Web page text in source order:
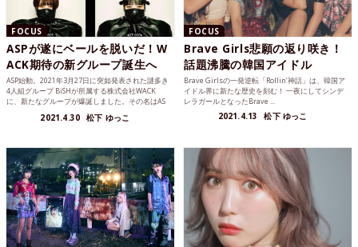
FOCUS
ASPが遂にベールを脱いだ！W
ACK期待の新グループ誕生へ
ASP始動。2021年3月27日に突如発表された謎多き
4人組グループ BiSHが所属する株式会社WACK
に、新たなグループが爆誕しました。その名はAS
2021.4.30 松下 ゆっこ
FOCUS
Brave Girls悲願の返り咲き！
話題沸騰の韓国アイドル
Brave Girlsの一発逆転「Rollin’神話」は、韓国ア
イドル界に新たな歴史を刻む！ 一夜にしてシンデ
レラガールとなったBrave ...
2021.4.13 松下 ゆっこ